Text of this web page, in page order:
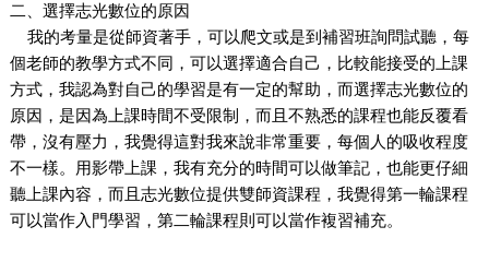
二、選擇志光數位的原因
我的考量是從師資著手，可以爬文或是到補習班詢問試聽，每
個老師的教學方式不同，可以選擇適合自己，比較能接受的上課
方式，我認為對自己的學習是有一定的幫助，而選擇志光數位的
原因，是因為上課時間不受限制，而且不熟悉的課程也能反覆看
帶，沒有壓力，我覺得這對我來說非常重要，每個人的吸收程度
不一樣。用影帶上課，我有充分的時間可以做筆記，也能更仔細
聽上課內容，而且志光數位提供雙師資課程，我覺得第一輪課程
可以當作入門學習，第二輪課程則可以當作複習補充。